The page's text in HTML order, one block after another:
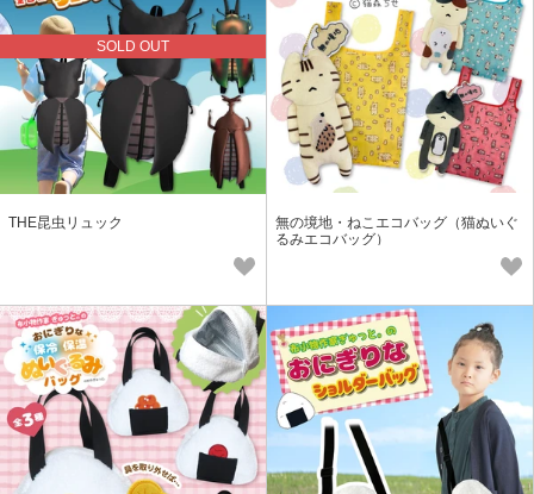
SOLD OUT
THE昆虫リュック
無の境地・ねこエコバッグ（猫ぬいぐ
るみエコバッグ）